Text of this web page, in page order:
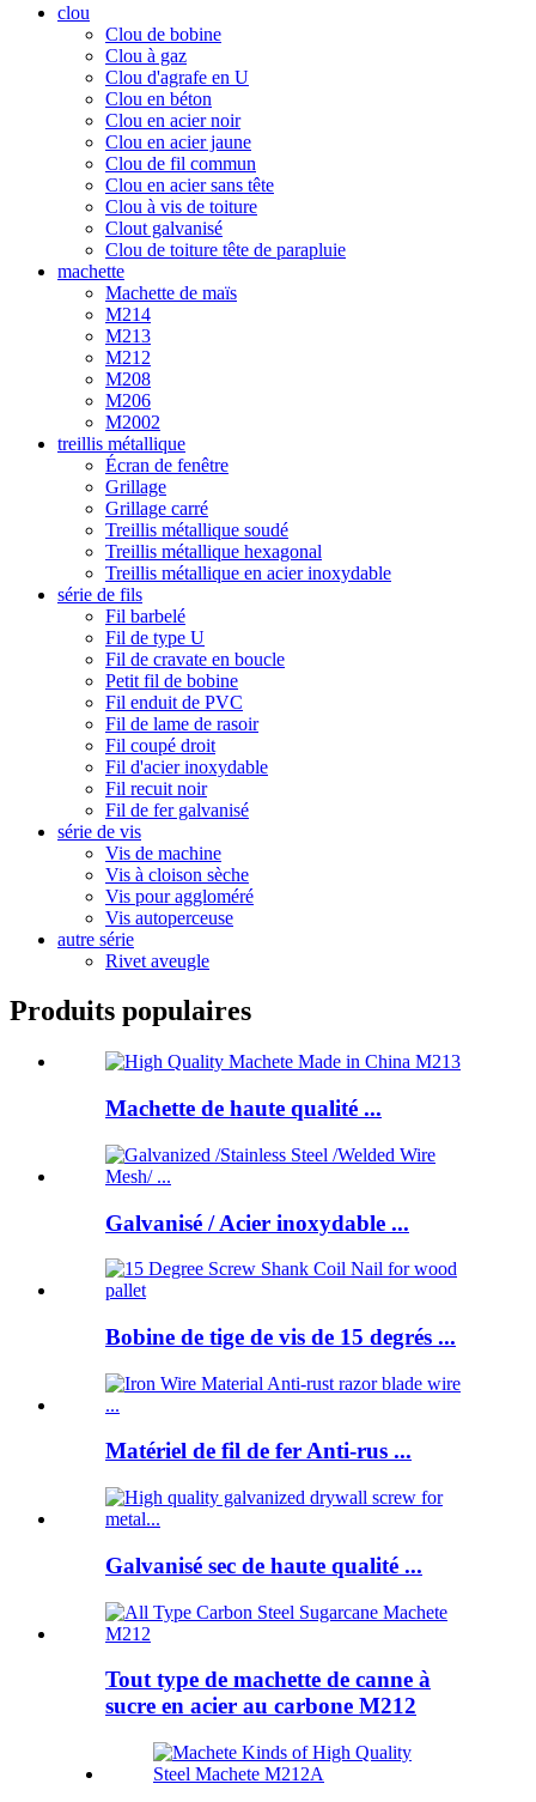
clou
Clou de bobine
Clou à gaz
Clou d'agrafe en U
Clou en béton
Clou en acier noir
Clou en acier jaune
Clou de fil commun
Clou en acier sans tête
Clou à vis de toiture
Clout galvanisé
Clou de toiture tête de parapluie
machette
Machette de maïs
M214
M213
M212
M208
M206
M2002
treillis métallique
Écran de fenêtre
Grillage
Grillage carré
Treillis métallique soudé
Treillis métallique hexagonal
Treillis métallique en acier inoxydable
série de fils
Fil barbelé
Fil de type U
Fil de cravate en boucle
Petit fil de bobine
Fil enduit de PVC
Fil de lame de rasoir
Fil coupé droit
Fil d'acier inoxydable
Fil recuit noir
Fil de fer galvanisé
série de vis
Vis de machine
Vis à cloison sèche
Vis pour aggloméré
Vis autoperceuse
autre série
Rivet aveugle
Produits populaires
Machette de haute qualité ...
Galvanisé / Acier inoxydable ...
Bobine de tige de vis de 15 degrés ...
Matériel de fil de fer Anti-rus ...
Galvanisé sec de haute qualité ...
Tout type de machette de canne à
sucre en acier au carbone M212